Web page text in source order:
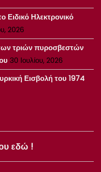
Ηλεκτρονικό
2026
τριών πυροσβεστών
30 Ιουλίου, 2026
Εισβολή του 1974
εδώ !